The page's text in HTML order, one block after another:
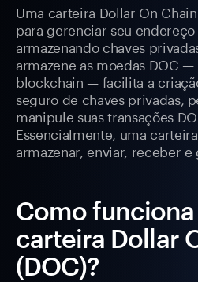
Uma carteira Dollar On
para gerenciar seu
armazenando chaves
armazene as moedas DOC
blockchain — facilita a
seguro de chaves privadas,
manipule suas transações
Essencialmente, uma
armazenar, enviar, receber
Como
carteira Dollar
(DOC)?